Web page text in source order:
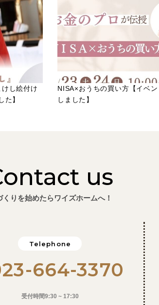
し絵付け
た】
NISA×おうちの買い方【イベン
しました】
us
くりを始めたらワイズホームへ！
Telephone
664-3370
受付時間9:30 ~ 17:30